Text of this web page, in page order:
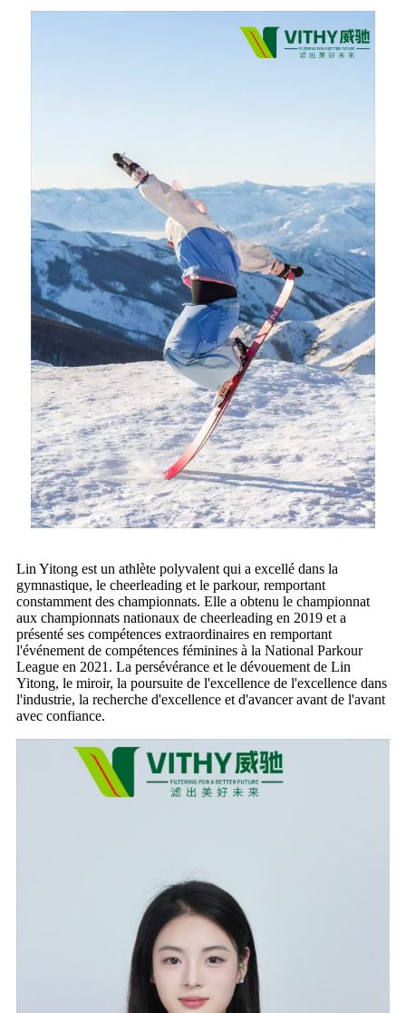
Lin Yitong est un athlète polyvalent qui a excellé dans la
gymnastique, le cheerleading et le parkour, remportant
constamment des championnats. Elle a obtenu le championnat
aux championnats nationaux de cheerleading en 2019 et a
présenté ses compétences extraordinaires en remportant
l'événement de compétences féminines à la National Parkour
League en 2021. La persévérance et le dévouement de Lin
Yitong, le miroir, la poursuite de l'excellence de l'excellence dans
l'industrie, la recherche d'excellence et d'avancer avant de l'avant
avec confiance.